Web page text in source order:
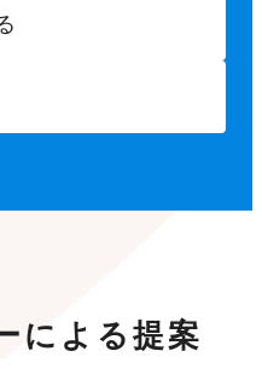
による提案